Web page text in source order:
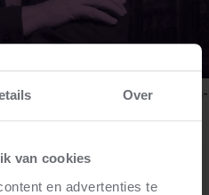
Over
van cookies
en advertenties te
dirigeert Bachs Matthäus-
en